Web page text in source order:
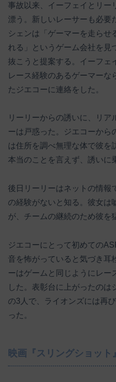
事故以来、イーフェイとリー
漂う。新しいレーサーも必要
シェンは「ゲーマーを走らせ
れる」というゲーム会社を見
抜こうと提案する。イーフェ
レース経験のあるゲーマーな
たジエコーに連絡をした。
リーリーからの誘いに、リア
ーは戸惑った。ジエコーから
は住所を調べ無理な体で彼を
本当のことを言えず、誘いに
後日リーリーはネットの情報
の経験がないと知る。彼女は
が、チームの継続のため彼を
ジエコーにとって初めての
音を怖がっていると気づき耳
ーはゲームと同じようにレー
した。表彰台に上がったのは
の3人で、ライオンズには再
った。
映画『スリングショット